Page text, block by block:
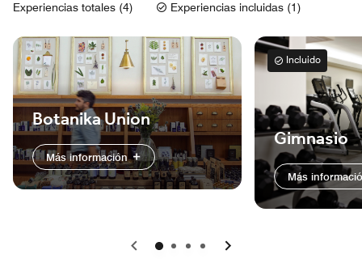
Experiencias totales (4) Experiencias incluidas (1)
Botanika Union
Más información
Incluido
Gimnasio
Más
Anterior Siguiente